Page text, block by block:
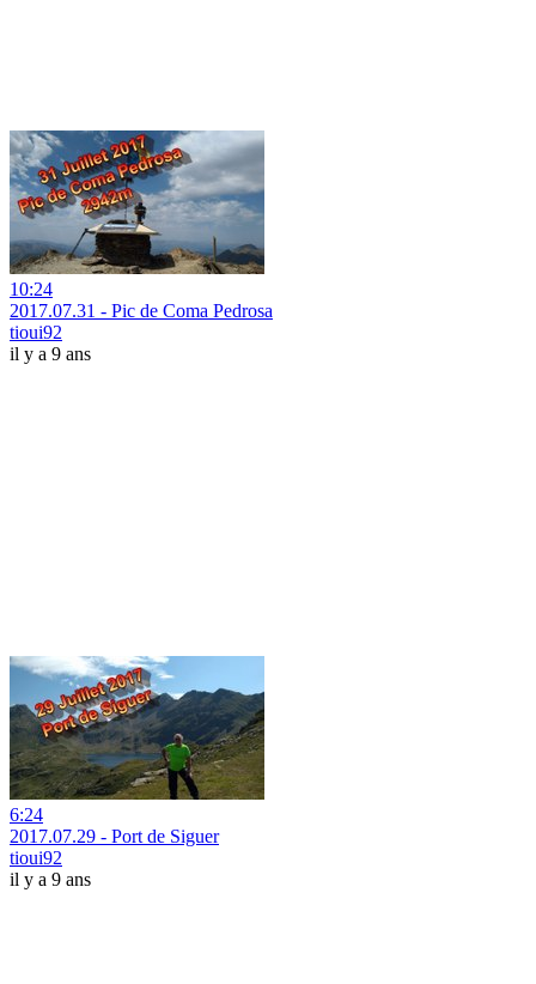
10:24
2017.07.31 - Pic de Coma Pedrosa
tioui92
il y a 9 ans
6:24
2017.07.29 - Port de Siguer
tioui92
il y a 9 ans